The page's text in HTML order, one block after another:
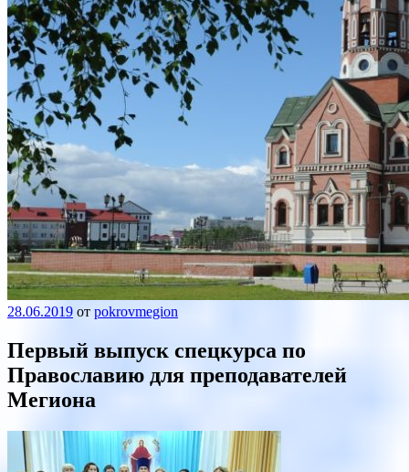
28.06.2019 от pokrovmegion
Первый выпуск спецкурса по
Православию для преподавателей
Мегиона